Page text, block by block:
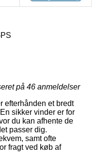
på 46 anmeldelser
efterhånden et bredt
sikker vinder er for
du kan afhente de
passer dig.
samt ofte
fragt ved køb af